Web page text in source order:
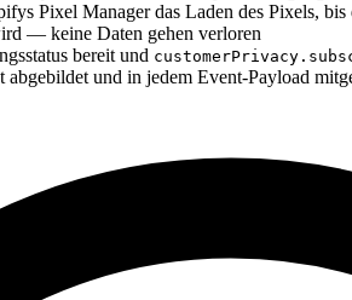
Pixel Manager das Laden des Pixels, bis
— keine Daten gehen verloren
bereit und
und in jedem Event-Payload